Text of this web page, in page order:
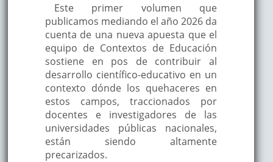
Este primer volumen que
publicamos mediando el año 2026 da
cuenta de una nueva apuesta que el
equipo de Contextos de Educación
sostiene en pos de contribuir al
desarrollo científico-educativo en un
contexto dónde los quehaceres en
estos campos, traccionados por
docentes e investigadores de las
universidades públicas nacionales,
están siendo altamente
precarizados.